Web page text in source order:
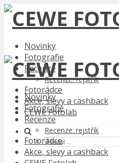
Novinky
Fotografie
Recenze
Recenze: rejstřík
Fotorádce
Akce, slevy a cashback
CEWE Fotolab
Novinky
Fotografie
Recenze
Recenze: rejstřík
Fotorádce
Akce, slevy a cashback